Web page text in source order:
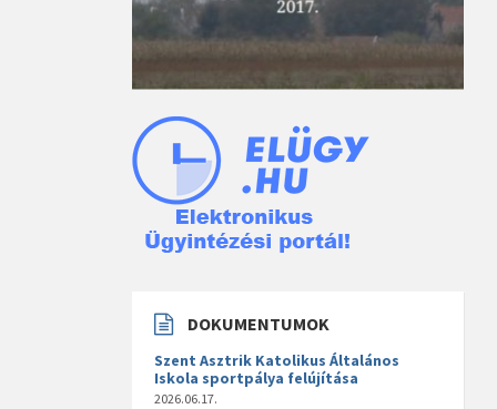
DOKUMENTUMOK
Szent Asztrik Katolikus Általános
Iskola sportpálya felújítása
2026.06.17.